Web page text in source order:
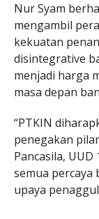
Nur Syam
mengambil
kekuatan
disintegrative
menjadi harga
masa depan
“PTKIN
penegakan
Pancasila, UUD
semua percaya
upaya